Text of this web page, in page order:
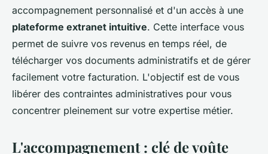
accompagnement personnalisé et d'un accès à une
plateforme extranet intuitive. Cette interface vous
permet de suivre vos revenus en temps réel, de
télécharger vos documents administratifs et de gérer
facilement votre facturation. L'objectif est de vous
libérer des contraintes administratives pour vous
concentrer pleinement sur votre expertise métier.
L'accompagnement : clé de voûte